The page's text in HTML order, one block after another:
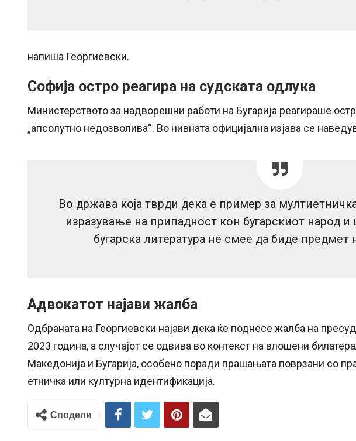
напиша Георгиевски.
Софија остро реагира на судската одлука
Министерството за надворешни работи на Бугарија реагираше
„апсолутно недозволива“. Во нивната официјална изјава се
Во држава која тврди дека е пример за
изразување на припадност кон бугарскиот народ
бугарска литература не смее да биде предмет
Адвокатот најави жалба
Одбраната на Георгиевски најави дека ќе поднесе жалба на
2023 година, а случајот се одвива во контекст на влошени
Македонија и Бугарија, особено поради прашањата поврзани со
етничка или културна идентификација.
Сподели